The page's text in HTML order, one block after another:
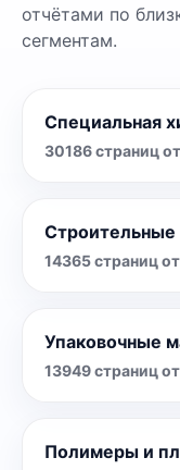
отчётами по
сегментам.
Специальная
30186страниц
14365страниц
Упаковочные
13949страниц
Полимеры и